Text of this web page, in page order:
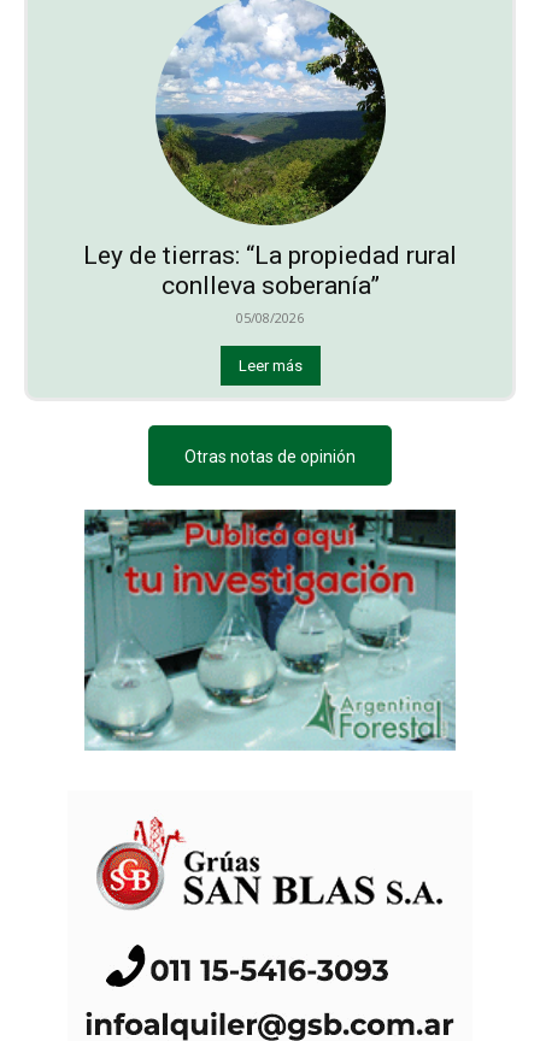
Ley de tierras: “La propiedad rural
conlleva soberanía”
05/08/2026
Leer más
Otras notas de opinión